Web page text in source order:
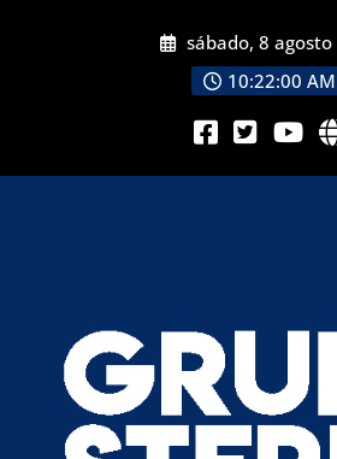
sábado, 8 agosto
10:22:02 AM